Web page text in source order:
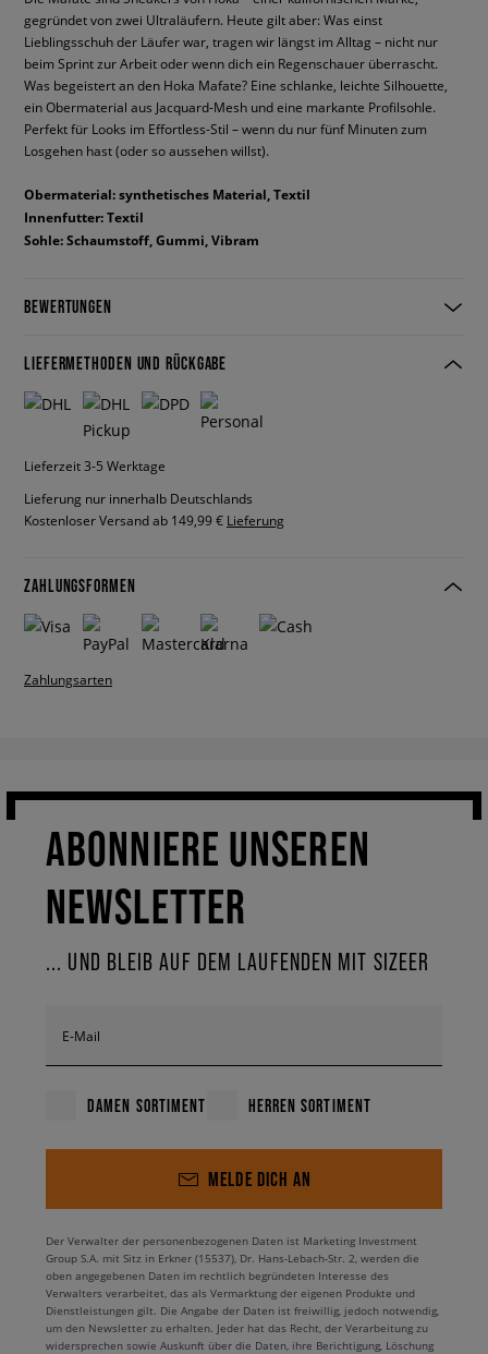
gegründet von zwei Ultraläufern. Heute gilt aber: Was einst
Lieblingsschuh der Läufer war, tragen wir längst im Alltag – nicht nur
beim Sprint zur Arbeit oder wenn dich ein Regenschauer überrascht.
Was begeistert an den Hoka Mafate? Eine schlanke, leichte Silhouette,
ein Obermaterial aus Jacquard-Mesh und eine markante Profilsohle.
Perfekt für Looks im Effortless-Stil – wenn du nur fünf Minuten zum
Losgehen hast (oder so aussehen willst).
Obermaterial: synthetisches Material, Textil
Innenfutter: Textil
Sohle: Schaumstoff, Gummi, Vibram
BEWERTUNGEN
LIEFERMETHODEN UND RÜCKGABE
Lieferzeit 3-5 Werktage
Lieferung nur innerhalb Deutschlands
Kostenloser Versand ab 149,99 € Lieferung
ZAHLUNGSFORMEN
Zahlungsarten
ABONNIERE UNSEREN
NEWSLETTER
... UND BLEIB AUF DEM LAUFENDEN MIT SIZEER
E-Mail
DAMEN SORTIMENT HERREN SORTIMENT
MELDE DICH AN
Der Verwalter der personenbezogenen Daten ist Marketing Investment
Group S.A. mit Sitz in Erkner (15537), Dr. Hans-Lebach-Str. 2, werden die
oben angegebenen Daten im rechtlich begründeten Interesse des
Verwalters verarbeitet, das als Vermarktung der eigenen Produkte und
Dienstleistungen gilt. Die Angabe der Daten ist freiwillig, jedoch notwendig,
um den Newsletter zu erhalten. Jeder hat das Recht, der Verarbeitung zu
widersprechen sowie Auskunft über die Daten, ihre Berichtigung, Löschung